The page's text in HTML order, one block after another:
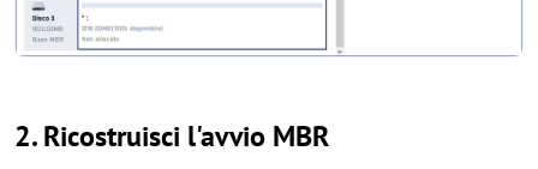
2. Ricostruisci l'avvio MBR